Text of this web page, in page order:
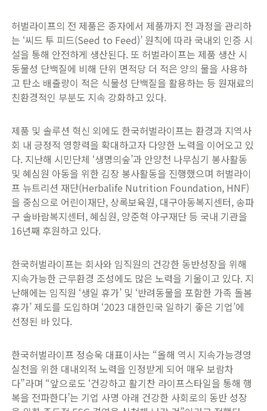
허벌라이프의 전 제품은 종자에서 제품까지 전 과정을 관리하
는 ‘씨드 투 피드(Seed to Feed)’ 원칙에 따라 국내외 인증 시
설을 통해 안전하게 생산된다. 또 허벌라이프는 제품 생산 시
동물성 단백질에 비해 단위 면적당 더 적은 양의 물을 사용하
고 탄소 배출량이 적은 식물성 단백질을 활용하는 등 원재료의
친환경적인 부분도 지속 강화하고 있다.
제품 및 솔루션 혁신 외에도 한국허벌라이프는 환경과 지역사
회 내 긍정적 영향력을 확대하고자 다양한 노력을 이어오고 있
다. 지난해 시민단체 ‘생명의숲’과 안양천 나무심기 봉사활동
및 혜심원 아동을 위한 김장 봉사활동을 진행했으며 허벌라이
프 뉴트리션 재단(Herbalife Nutrition Foundation, HNF)
을 중심으로 어린이재단, 상록보육원, 대구아동복지센터, 송파
구 솔바람복지센터, 혜심원, 양준혁 야구재단 등 국내 기관을
16년째 후원하고 있다.
한국허벌라이프는 회사와 임직원의 건강한 동반성장을 위해
지속가능한 근무환경 조성에도 많은 노력을 기울이고 있다. 지
난해에는 임직원 ‘생일 휴가’ 및 ‘반려동물을 포함한 가족 돌봄
휴가’ 제도를 도입하며 ‘2023 대한민국 일하기 좋은 기업’에
선정된 바 있다.
한국허벌라이프 정승욱 대표이사는 “올해 역시 지속가능경영
실천을 위한 대내외적 노력을 인정받게 되어 매우 보람차
다”라며 “앞으로도 ‘건강하고 활기찬 라이프스타일을 통해 행
복을 전파한다’는 기업 사명 아래 건강한 사회로의 동반 성장